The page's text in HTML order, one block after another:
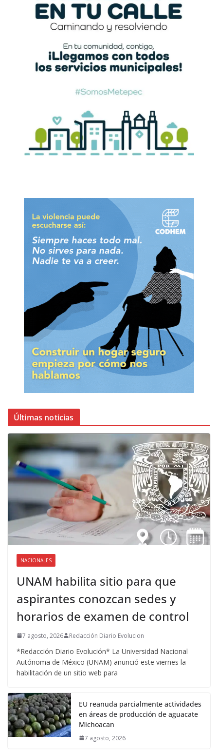
Últimas noticias
NACIONALES
UNAM habilita sitio para que
aspirantes conozcan sedes y
horarios de examen de control
7 agosto, 2026 Redacción Diario Evolucion
*Redacción Diario Evolución* La Universidad Nacional
Autónoma de México (UNAM) anunció este viernes la
habilitación de un sitio web para
EU reanuda parcialmente actividades
en áreas de producción de aguacate
Michoacan
7 agosto, 2026